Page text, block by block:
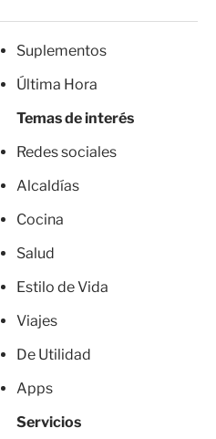
Suplementos
Última Hora
Temas de interés
Redes sociales
Alcaldías
Cocina
Salud
Estilo de Vida
Viajes
De Utilidad
Apps
Servicios